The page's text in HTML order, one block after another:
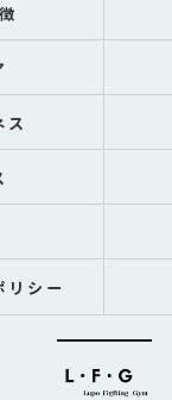
ス
リシー